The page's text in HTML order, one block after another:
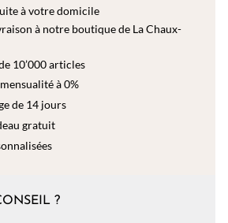
à votre domicile
à notre boutique de La Chaux-
10’000 articles
à 0%
de 14 jours
gratuit
?